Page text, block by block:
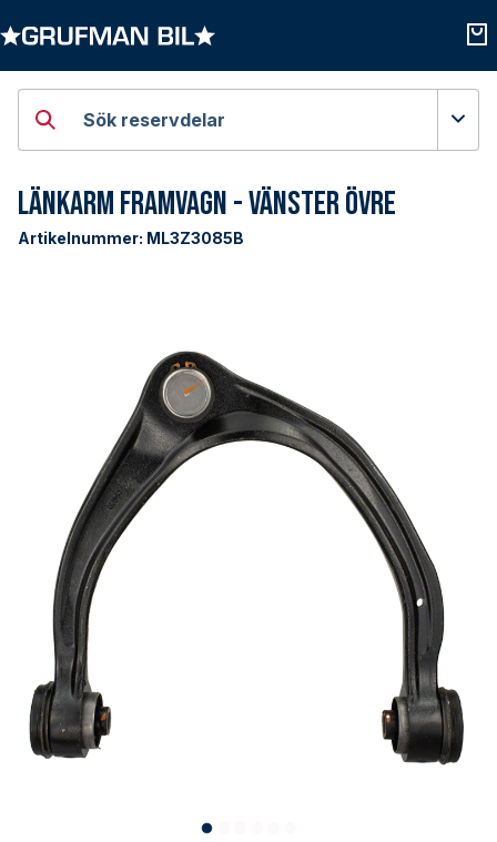
Sök reservdelar
Länkarm Framvagn - Vänster Övre
Artikelnummer: ML3Z3085B